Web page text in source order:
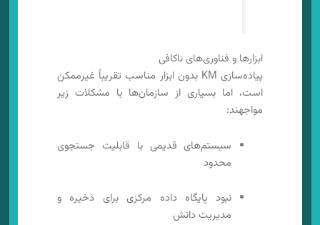
ابزارها و فناوری‌های ناکافی
پیاده‌سازی KM بدون ابزار مناسب تقریباً غیرممکن
است، اما بسیاری از سازمان‌ها با مشکلات زیر
مواجهند:
سیستم‌های قدیمی با قابلیت جستجوی
محدود
نبود پایگاه داده مرکزی برای ذخیره و
مدیریت دانش